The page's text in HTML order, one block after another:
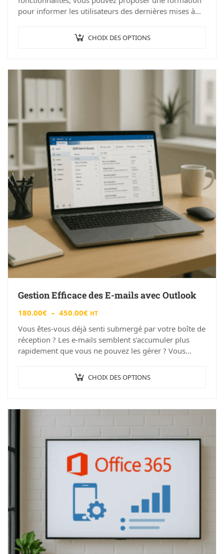
pour informer les utilisateurs des dernières mises à
CHOIX DES OPTIONS
Gestion Efficace des E-mails avec Outlook
180.00€ – 450.00€ HT
Vous êtes-vous déjà senti submergé par votre boîte de
réception ? Les e-mails semblent s’accumuler plus
rapidement que vous ne pouvez les gérer ? Vous
CHOIX DES OPTIONS